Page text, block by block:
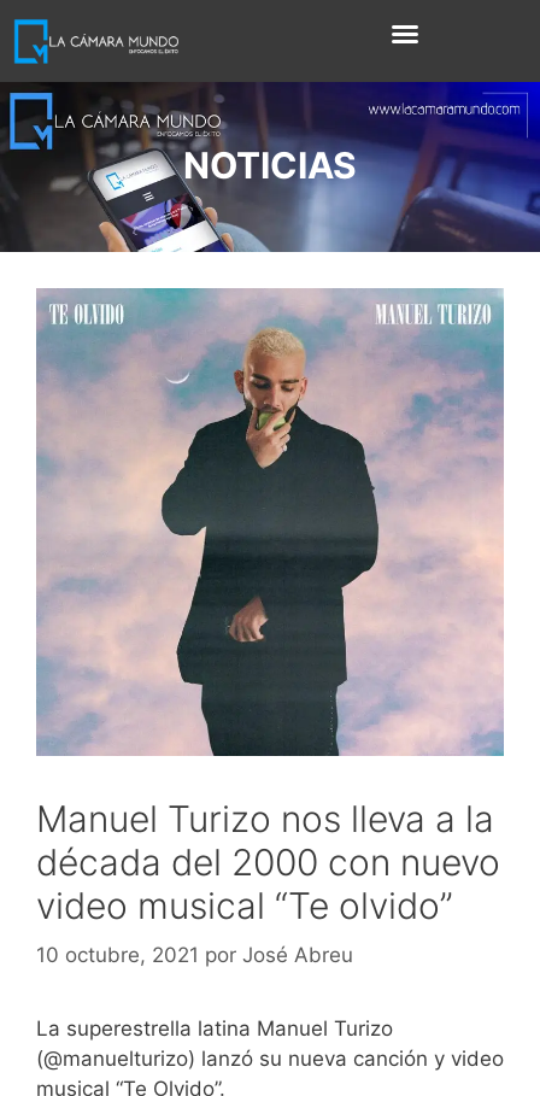
NOTICIAS
Manuel Turizo nos lleva a la
década del 2000 con nuevo
video musical “Te olvido”
10 octubre, 2021 por José Abreu
La superestrella latina Manuel Turizo
(@manuelturizo) lanzó su nueva canción y video
musical “Te Olvido”.